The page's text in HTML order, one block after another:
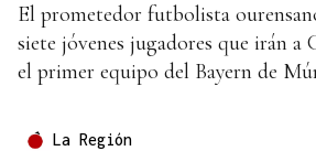
El prometedor futbolista
siete jóvenes jugadores que irán a
el primer equipo del Bayern de
La Región